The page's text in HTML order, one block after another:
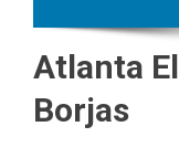
Atlanta
Borjas